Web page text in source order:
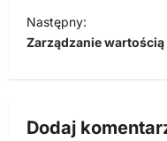
w
i
c
Następny:
Zarządzanie
Dodaj